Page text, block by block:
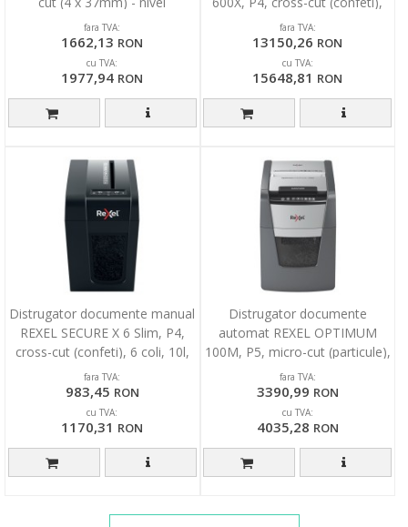
securitate 4
fara TVA:
1662,13 RON
cu TVA:
1977,94 RON
600 coli, cos 110l, negru
fara TVA:
13150,26 RON
cu TVA:
15648,81 RON
Distrugator documente manual
REXEL SECURE X 6 Slim, P4,
cross-cut (confeti), 6 coli, 10l,
negru
fara TVA:
983,45 RON
cu TVA:
1170,31 RON
Distrugator documente
automat REXEL OPTIMUM
100M, P5, micro-cut (particule),
100 coli, cos 34l, negr
fara TVA:
3390,99 RON
cu TVA:
4035,28 RON